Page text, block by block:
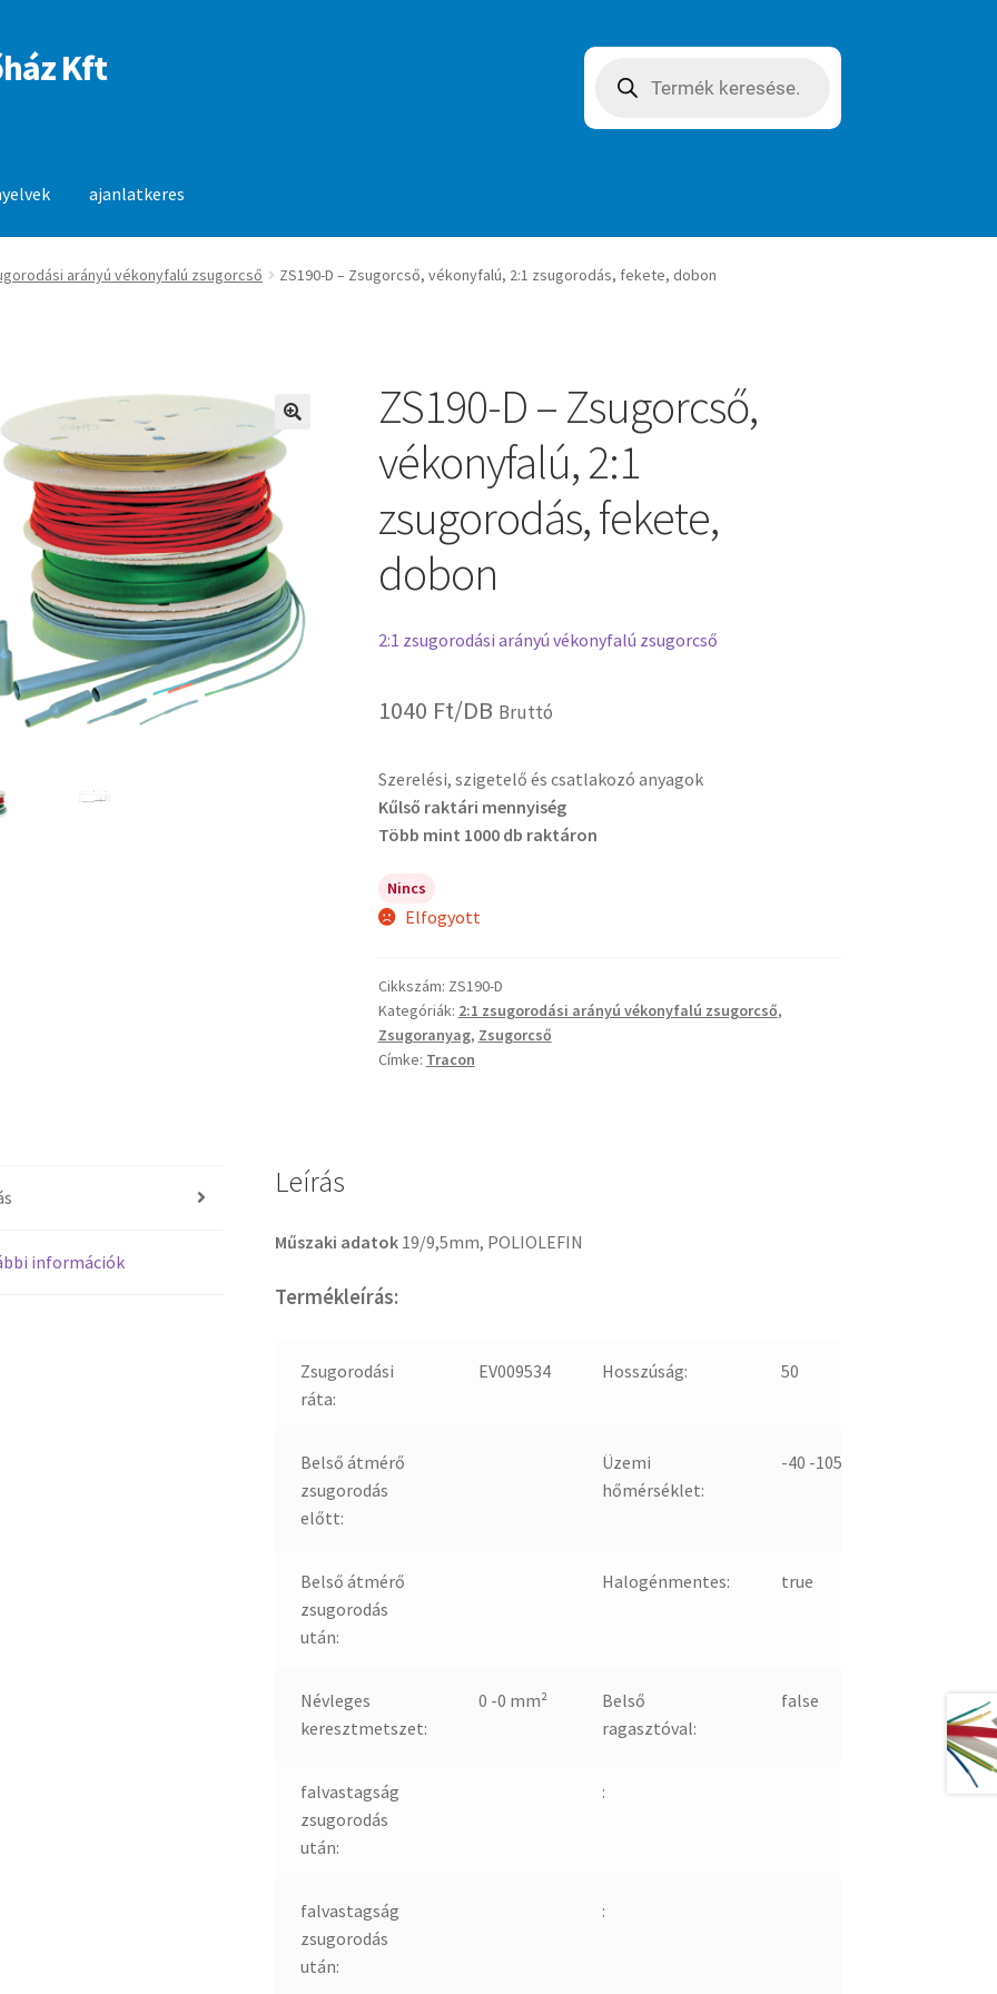
Kft search
ajanlatkeres
arányú vékonyfalú zsugorcső ZS190-D – Zsugorcső, vékonyfalú, 2:1 zsugorodás, fekete, dobon
🔍
ZS190-D – Zsugorcső,
vékonyfalú, 2:1
zsugorodás, fekete,
dobon
2:1 zsugorodási arányú vékonyfalú zsugorcső
1040 Ft/DB Bruttó
Szerelési, szigetelő és csatlakozó anyagok
Kűlső raktári mennyiség
Több mint 1000 db raktáron
Nincs
Elfogyott
Cikkszám: ZS190-D
Kategóriák: 2:1 zsugorodási arányú vékonyfalú zsugorcső,
Zsugoranyag, Zsugorcső
Címke: Tracon
információk
Leírás
Műszaki adatok 19/9,5mm, POLIOLEFIN
Termékleírás:
Zsugorodási
ráta:
EV009534 Hosszúság: 50
Belső átmérő
zsugorodás
előtt:
Üzemi
hőmérséklet:
-40 -105
Belső átmérő
zsugorodás
után:
Halogénmentes: true
Névleges
keresztmetszet:
0 -0 mm²
Belső
ragasztóval:
false
falvastagság
zsugorodás
után:
:
falvastagság
zsugorodás
után:
: